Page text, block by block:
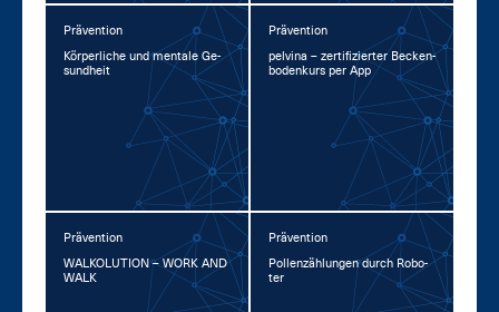
Prävention
Kör­per­li­che und men­ta­le Ge­
sund­heit
Prävention
pel­vina – zer­ti­fi­zier­ter Be­cken­
bo­den­kurs per App
Prävention
WAL­KO­LU­TI­ON – WORK AND
WALK
Prävention
Pol­len­zäh­lun­gen durch Ro­bo­
ter